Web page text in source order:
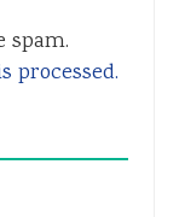
spam.
processed.